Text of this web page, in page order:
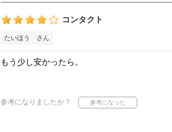
コンタクト
たいほう さん
もう少し安かったら。
参考になりましたか？